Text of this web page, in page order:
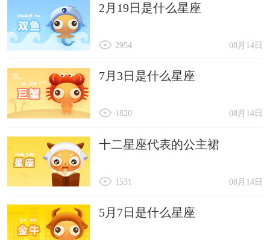
2月19日是什么星座
08月14日
2954
7月3日是什么星座
08月14日
1820
十二星座代表的公主裙
08月14日
1531
5月7日是什么星座